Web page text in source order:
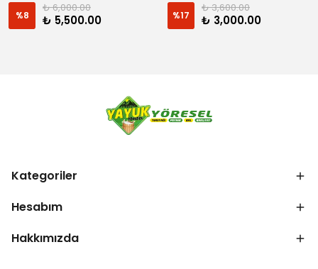
%8
₺ 6,000.00
₺ 5,500.00 %17
₺ 3,600.00
₺ 3,000.00
Kategoriler
Hesabım
Hakkımızda